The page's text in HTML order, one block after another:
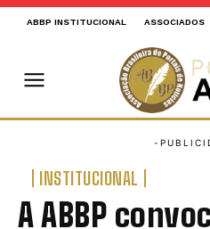
ABBP INSTITUCIONAL ASSOCIADOS
INSTITUCIONAL
A ABBP